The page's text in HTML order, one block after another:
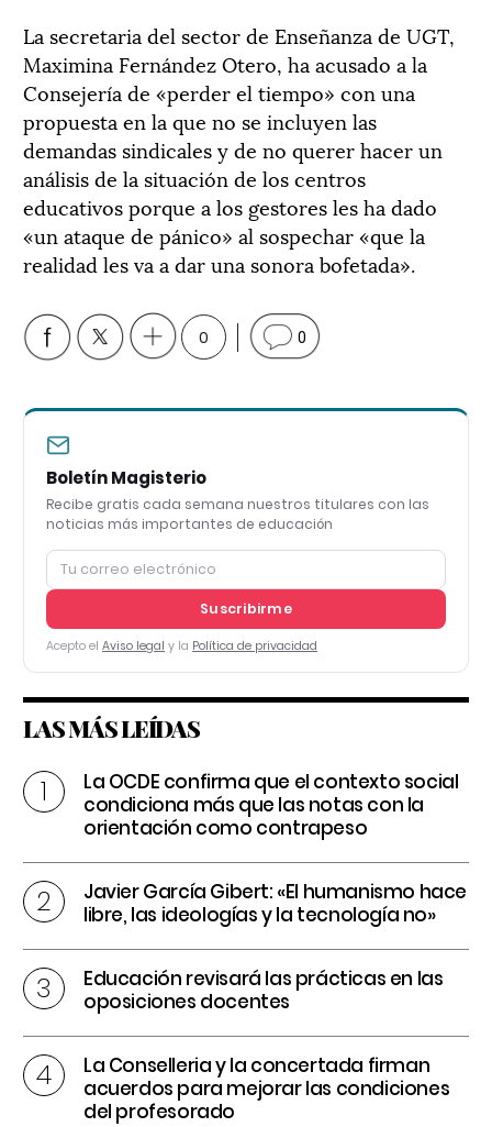
La secretaria del sector de Enseñanza de UGT,
Maximina Fernández Otero, ha acusado a la
Consejería de «perder el tiempo» con una
propuesta en la que no se incluyen las
demandas sindicales y de no querer hacer un
análisis de la situación de los centros
educativos porque a los gestores les ha dado
«un ataque de pánico» al sospechar «que la
realidad les va a dar una sonora bofetada».
0 0
Boletín Magisterio
Recibe gratis cada semana nuestros titulares con las
noticias más importantes de educación
Suscribirme
Acepto el Aviso legal y la Política de privacidad
LAS MÁS LEÍDAS
La OCDE confirma que el contexto social
condiciona más que las notas con la
orientación como contrapeso
Javier García Gibert: «El humanismo hace
libre, las ideologías y la tecnología no»
Educación revisará las prácticas en las
oposiciones docentes
La Conselleria y la concertada firman
acuerdos para mejorar las condiciones
del profesorado